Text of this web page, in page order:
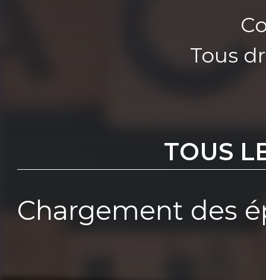
Tous
TOUS
Chargement des